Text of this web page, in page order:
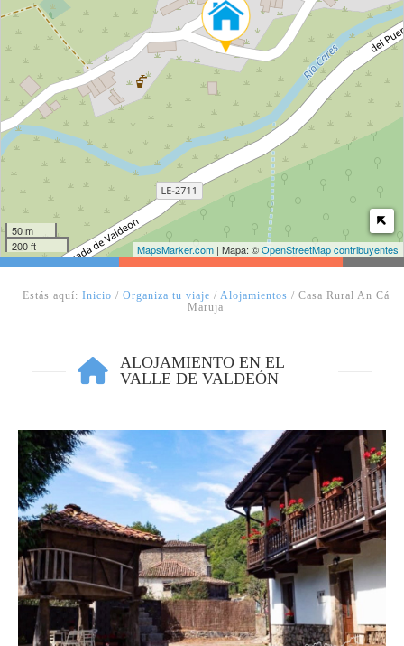
50 m
200 ft
MapsMarker.com | Mapa: ©OpenStreetMap contribuyentes
Estás aquí: Inicio / Organiza tu viaje / Alojamientos / Casa Rural An Cá
Maruja
ALOJAMIENTO EN EL
VALLE DE VALDEÓN